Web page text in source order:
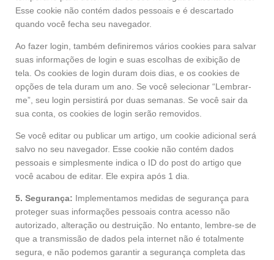
Esse cookie não contém dados pessoais e é descartado
quando você fecha seu navegador.
Ao fazer login, também definiremos vários cookies para salvar
suas informações de login e suas escolhas de exibição de
tela. Os cookies de login duram dois dias, e os cookies de
opções de tela duram um ano. Se você selecionar “Lembrar-
me”, seu login persistirá por duas semanas. Se você sair da
sua conta, os cookies de login serão removidos.
Se você editar ou publicar um artigo, um cookie adicional será
salvo no seu navegador. Esse cookie não contém dados
pessoais e simplesmente indica o ID do post do artigo que
você acabou de editar. Ele expira após 1 dia.
5. Segurança: Implementamos medidas de segurança para
proteger suas informações pessoais contra acesso não
autorizado, alteração ou destruição. No entanto, lembre-se de
que a transmissão de dados pela internet não é totalmente
segura, e não podemos garantir a segurança completa das